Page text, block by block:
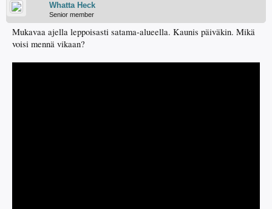
Whatta Heck
Senior member
Mukavaa ajella leppoisasti satama-alueella. Kaunis päiväkin. Mikä
voisi mennä vikaan?